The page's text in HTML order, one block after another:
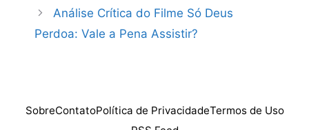
Análise Crítica do Filme Só Deus
Perdoa: Vale a Pena Assistir?
SobreContatoPolítica de PrivacidadeTermos de Uso